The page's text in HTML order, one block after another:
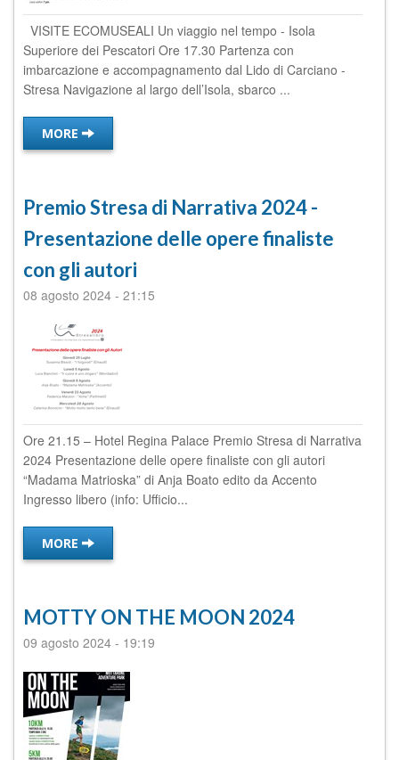
VISITE ECOMUSEALI Un viaggio nel tempo - Isola
Superiore dei Pescatori Ore 17.30 Partenza con
imbarcazione e accompagnamento dal Lido di Carciano -
Stresa Navigazione al largo dell’Isola, sbarco ...
MORE
Premio Stresa di Narrativa 2024 -
Presentazione delle opere finaliste
con gli autori
08 agosto 2024 - 21:15
Ore 21.15 – Hotel Regina Palace Premio Stresa di Narrativa
2024 Presentazione delle opere finaliste con gli autori
“Madama Matrioska” di Anja Boato edito da Accento
Ingresso libero (info: Ufficio...
MORE
MOTTY ON THE MOON 2024
09 agosto 2024 - 19:19